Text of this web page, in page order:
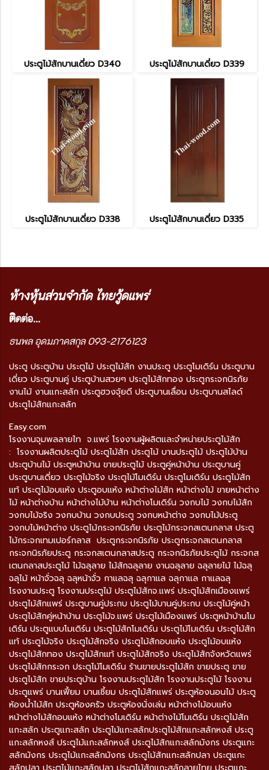
ประตูไม้สักบานเดี่ยว D340 ประตูไม้สักบานเดี่ยว D339
ประตูไม้สักบานเดี่ยว D338 ประตูไม้สักบานเดี่ยว D335
ห้างหุ้นส่วนจำกัด ไทยวู้ดแพร่
ติดต่อ...
ธนพล อุดมภาคสกุล 093-2176123
ประตู ประตูบ้าน ประตูไม้ ประตูไม้สัก งานประตู ประตูโมเดิร์น ประตูบาน
เดี่ยว ประตูบานคู่ ประตูบ้านสวยๆ ประตูไม้สักทอง ประตูกระจกนิรภัย
งานไม้ งานแกะสลัก ประตูฮวงจุ้ยดี ประตูบานเลื่อน ประตูบานสไลด์
ประตูไม้สักแกะสลัก
Easy.com
โรงงานจุมพลลายไท จ.แพร่ โรงงานผู้ผลิตและจำหน่ายประตูไม้สัก
: โรงงานผลิตประตูไม้ ประตูไม้สัก ประตูไม้ บานประตูไม้ ประตูไม้บ้าน
ประตูบ้านไม้ ประตูหน้าบ้าน ขายประตูไม้ ประตูคู่หน้าบ้าน ประตูบานคู่
ประตูบานเดี่ยว ประตูไม้จริง ประตูไม้โมเดิร์น ประตูโมเดิร์น ประตูไม้สัก
แท้ ประตูไม้อบแห้ง ประตูอบแห้ง หน้าต่างไม้สัก หน้าต่างไม้ ขายหน้าต่าง
ไม้ หน้าต่างบ้าน หน้าต่างไม้บ้าน หน้าต่างโมเดิร์น วงกบไม้ วงกบไม้สัก
วงกบไม้จริง วงกบบ้าน วงกบประตู วงกบหน้าต่าง วงกบไม้ประตู
วงกบไม้หน้าต่าง ประตูไม้กระจกนิรภัย ประตูไม้กระจกสเตนกลาส ประตู
ไม้กระจกเทมเปอร์กลาส ประตูกระจกนิรภัย ประตูกระจกสเตนกลาส
กระจกนิรภัยประตู กระจกสเตนกลาสประตู กระจกนิรภัยประตูไม้ กระจกส
เตนกลาสประตูไม้ ไม้ฉลุลาย ไม้สักฉลุลาย งานฉลุลาย ฉลุลายไม้ ไม้ฉลุ
ฉลุไม้ หน้าจั่วฉลุ ฉลุหน้าจั่ว กาแลฉลุ ฉลุกาแล ฉลุกาแล กาแลฉลุ
โรงงานประตู โรงงานประตูไม้ ประตูไม้สักจ.แพร่ ประตูไม้สักเมืองแพร่
ประตูไม้สักแพร่ ประตูบานคู่ประกบ ประตูไม้บานคู่ประกบ ประตูไม้คู่หน้า
ประตูไม้สักคู่หน้าบ้าน ประตูไม้จ.แพร่ ประตูไม้เมืองแพร่ ประตูหน้าบ้านโม
เดิร์น ประตูแบบโมเดิร์น ประตูไม้สักโมเดิร์น ประตูไม้โมเดิร์น ประตูไม้สัก
แท้ ประตูไม้จริง ประตูไม้สักจริง ประตูไม้สักอบแห้ง ประตูไม้อบแห้ง
ประตูไม้สักทอง ประตูไม้สักแท้ ประตูไม้สักจริง ประตูไม้สักจังหวัดแพร่
ประตูไม้สักกระจก ประตูไม้โมเดิร์น ร้านขายประตูไม้สัก ขายประตู ขาย
ประตูไม้สัก ขายประตูบ้าน โรงงานประตูไม้สัก โรงงานประตูไม้ โรงงาน
ประตูแพร่ บานเฟี้ยม บานเซี้ยม ประตูไม้สักแพร่ ประตูห้องนอนไม้ ประตู
ห้องน้ำไม้สัก ประตูห้องครัว ประตูห้องนั่งเล่น หน้าต่างไม้อบแห้ง
หน้าต่างไม้สักอบแห้ง หน้าต่างโมเดิร์น หน้าต่างไม้โมเดิร์น ประตูไม้สัก
แกะสลัก ประตูแกะสลัก ประตูไม้แกะสลักประตูไม้สักแกะสลักหงส์ ประตู
แกะสลักหงส์ ประตูไม้แกะสลักหงส์ ประตูไม้สักแกะสลักมังกร ประตูแกะ
สลักมังกร ประตูไม้แกะสลักมังกร ประตูไม้สักแกะสลักปลา ประตูแกะ